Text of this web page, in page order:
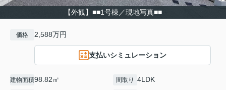
【外観】■■1号棟／現地写真■■
価格 2,588万円
支払いシミュレーション
建物面積98.82㎡ 間取り 4LDK